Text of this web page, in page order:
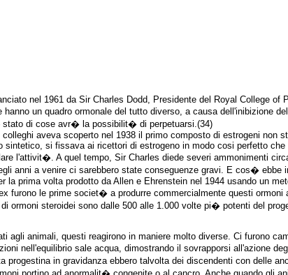
nel 1961 da Sir Charles Dodd, Presidente del Royal College of
un quadro ormonale del tutto diverso, a causa dell'inibizione
di cose avr� la possibilit� di perpetuarsi.(34)
aveva scoperto nel 1938 il primo composto di estrogeni non
si fissava ai ricettori di estrogeno in modo cosi perfetto che
l'attivit�. A quel tempo, Sir Charles diede severi ammonimenti
anni a venire ci sarebbero state conseguenze gravi. E cos� ebbe
la prima volta prodotto da Allen e Ehrenstein nel 1944 usando un
furono le prime societ� a produrre commercialmente questi ormoni
ormoni steroidei sono dalle 500 alle 1.000 volte pi� potenti del
agli animali, questi reagirono in maniere molto diverse. Ci furono
nell'equilibrio sale acqua, dimostrando il sovrapporsi all'azione
progestina in gravidanza ebbero talvolta dei discendenti con delle